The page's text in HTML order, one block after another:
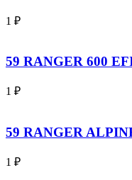
1 ₽
59 RANGER 600
1 ₽
59 RANGER
1 ₽